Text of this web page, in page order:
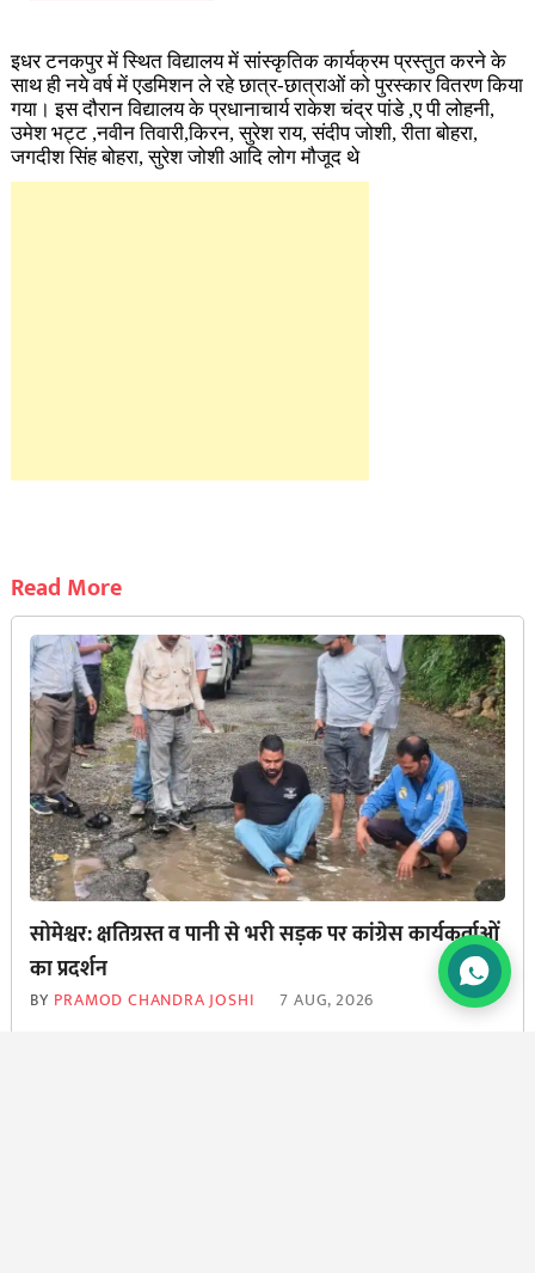
इधर टनकपुर में स्थित विद्यालय में सांस्कृतिक कार्यक्रम प्रस्तुत करने के
साथ ही नये वर्ष में एडमिशन ले रहे छात्र-छात्राओं को पुरस्कार वितरण किया
गया। इस दौरान विद्यालय के प्रधानाचार्य राकेश चंद्र पांडे ,ए पी लोहनी,
उमेश भट्ट ,नवीन तिवारी,किरन, सुरेश राय, संदीप जोशी, रीता बोहरा,
जगदीश सिंह बोहरा, सुरेश जोशी आदि लोग मौजूद थे
Read More
सोमेश्वर: क्षतिग्रस्त व पानी से भरी सड़क पर कांग्रेस कार्यकर्ताओं
का प्रदर्शन
BY PRAMOD CHANDRA JOSHI 7 AUG, 2026